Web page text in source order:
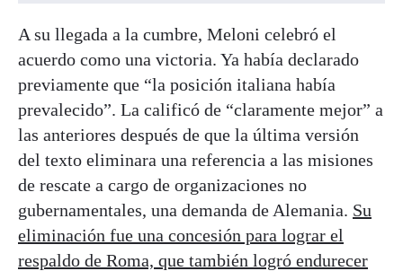
A su llegada a la cumbre, Meloni celebró el
acuerdo como una victoria. Ya había declarado
previamente que “la posición italiana había
prevalecido”. La calificó de “claramente mejor” a
las anteriores después de que la última versión
del texto eliminara una referencia a las misiones
de rescate a cargo de organizaciones no
gubernamentales, una demanda de Alemania. Su
eliminación fue una concesión para lograr el
respaldo de Roma, que también logró endurecer